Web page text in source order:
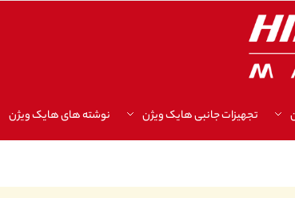
تجهیزات جانبی هایک ویژن نوشته های هایک ویژن